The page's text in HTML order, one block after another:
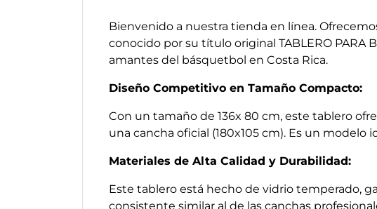
Bienvenido a nuestra tienda en línea.
conocido por su título original TABLERO PARA
amantes del básquetbol en Costa Rica.
Diseño Competitivo en Tamaño Compacto:
Con un tamaño de 136x 80 cm, este tablero
una cancha oficial (180x105 cm). Es un
Materiales de Alta Calidad y Durabilidad:
Este tablero está hecho de vidrio temperado,
consistente similar al de las canchas